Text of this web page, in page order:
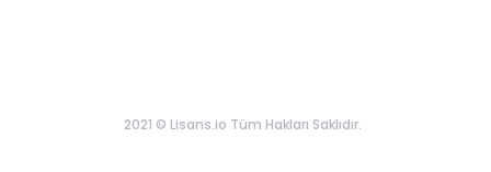
2021 © Lisans.io Tüm Hakları Saklıdır.